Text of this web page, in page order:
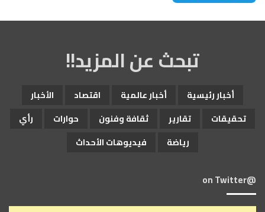
تبحث عن المزيد!!
أخبار رئيسية أخبار عالمية اقتصاد
الأخبار
تحقيقات
تقارير ثقافة وفنون حوارات
رأي
رياضة
فيديوهات الأحداث
@on Twitter